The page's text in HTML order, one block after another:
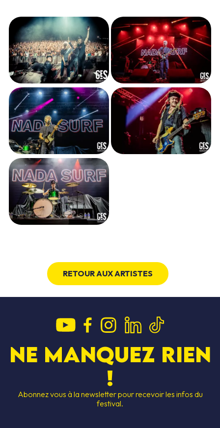
RETOUR AUX ARTISTES
Ne manquez rien
!
Abonnez vous à la newsletter pour recevoir les infos du
festival.